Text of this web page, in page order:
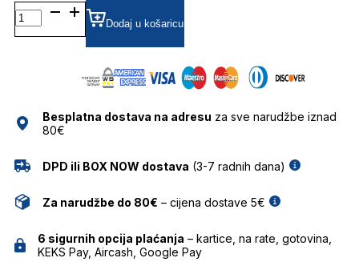
GU00110 SUNČANE
NAOČALE
GUESS
Dodaj u košaricu
Besplatna dostava na adresu za sve narudžbe iznad
80€
DPD ili BOX NOW dostava (3-7 radnih dana)
Za narudžbe do 80€ – cijena dostave 5€
6 sigurnih opcija plaćanja – kartice, na rate, gotovina,
KEKS Pay, Aircash, Google Pay